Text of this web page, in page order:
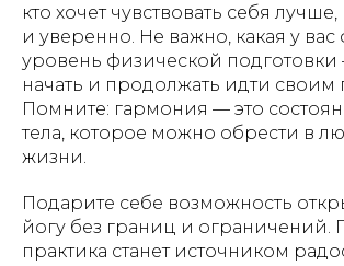
кто хочет чувствовать себя
и уверенно. Не важно, какая у
уровень физической подготовки
начать и продолжать идти своим
Помните: гармония — это
тела, которое можно обрести в
жизни.
Подарите себе возможность
йогу без границ и ограничений.
практика станет источником